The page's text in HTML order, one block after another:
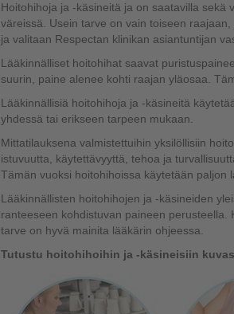
Hoitohihoja ja -käsineitä ja on saatavilla
väreissä. Usein tarve on vain toiseen
ja valitaan Respectan klinikan asiantuntijan
Lääkinnälliset hoitohihat saavat
suurin, paine alenee kohti raajan yläosaa.
Lääkinnällisiä hoitohihoja ja -käsineitä
yhdessä tai erikseen tarpeen mukaan.
Mittatilauksena valmistettuihin yksilöllisiin
istuvuutta, käytettävyyttä, tehoa ja
Tämän vuoksi hoitohihoissa käytetään paljon
Lääkinnällisten hoitohihojen ja -käsineiden
ranteeseen kohdistuvan paineen
tarve on hyvä mainita lääkärin ohjeessa.
Tutustu hoitohihoihin ja -käsineisiin